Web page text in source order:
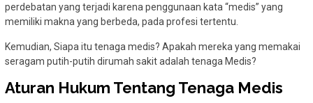
perdebatan yang terjadi karena penggunaan kata “medis” yang
memiliki makna yang berbeda, pada profesi tertentu.
Kemudian, Siapa itu tenaga medis? Apakah mereka yang memakai
seragam putih-putih dirumah sakit adalah tenaga Medis?
Aturan Hukum Tentang Tenaga Medis